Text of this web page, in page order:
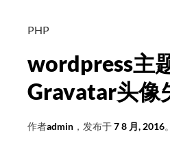
洞
解
决
PHP
wordpress主
Gravatar头像
作者admin ，发布于7 8 月, 2016。